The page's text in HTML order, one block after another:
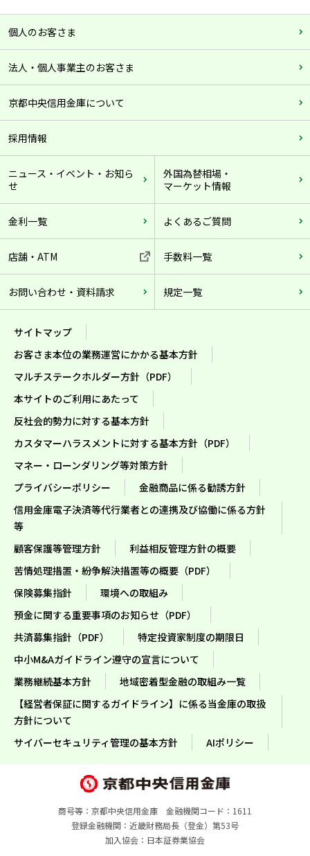
個人のお客さま
法人・個人事業主のお客さま
京都中央信用金庫について
採用情報
ニュース・イベント・お知ら
せ
外国為替相場・
マーケット情報
金利一覧 よくあるご質問
店舗・ATM 手数料一覧
お問い合わせ・資料請求 規定一覧
サイトマップ
お客さま本位の業務運営にかかる基本方針
マルチステークホルダー方針（PDF）
本サイトのご利用にあたって
反社会的勢力に対する基本方針
カスタマーハラスメントに対する基本方針（PDF）
マネー・ローンダリング等対策方針
プライバシーポリシー
金融商品に係る勧誘方針
信用金庫電子決済等代行業者との連携及び協働に係る方針
等
顧客保護等管理方針
利益相反管理方針の概要
苦情処理措置・紛争解決措置等の概要（PDF）
保険募集指針
環境への取組み
預金に関する重要事項のお知らせ（PDF）
共済募集指針（PDF）
特定投資家制度の期限日
中小M&Aガイドライン遵守の宣言について
業務継続基本方針
地域密着型金融の取組み一覧
【経営者保証に関するガイドライン】に係る当金庫の取扱
方針について
サイバーセキュリティ管理の基本方針
AIポリシー
商号等：京都中央信用金庫 金融機関コード：1611
登録金融機関：近畿財務局長（登金）第53号
加入協会：日本証券業協会